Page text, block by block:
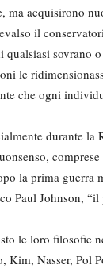
ma acquisirono
il
qualsiasi sovrano
le
che ogni
durante la
la prima
Paul Johnson,
le loro filosofie
Nasser, Pol